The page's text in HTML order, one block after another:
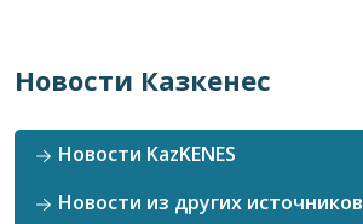
Новости Казкенес
Новости KazKENES
Новости из других источников